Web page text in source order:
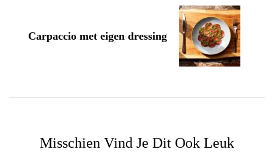
Carpaccio met eigen dressing
Misschien Vind Je Dit Ook Leuk